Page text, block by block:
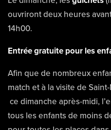
ouvriront deux heures
14h00.
Entrée gratuite pour les
Afin que de nombreux
match et à la visite de
ce dimanche après-midi,
tous les enfants de moins